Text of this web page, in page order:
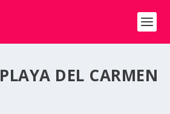
PLAYA DEL CARMEN